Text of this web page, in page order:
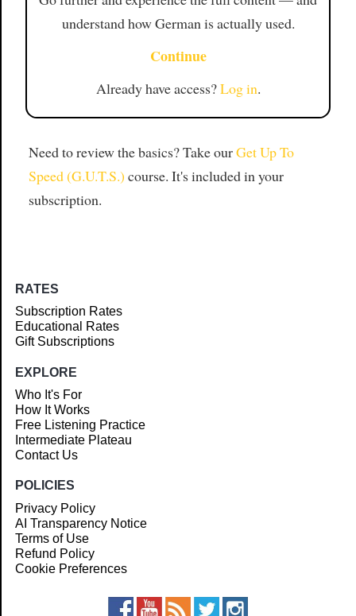
understand how German is actually used.
Continue
Already have access?Log in.
Need to review the basics? Take ourGet Up To
Speed (G.U.T.S.) course. It's included in your
subscription.
RATES
Subscription Rates
Educational Rates
Gift Subscriptions
EXPLORE
Who It's For
How It Works
Free Listening Practice
Intermediate Plateau
Contact Us
POLICIES
Privacy Policy
AI Transparency Notice
Terms of Use
Refund Policy
Cookie Preferences